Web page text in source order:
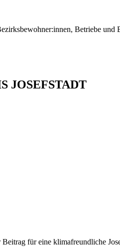
Betriebe
JOSEFSTADT
für eine klimafreundliche